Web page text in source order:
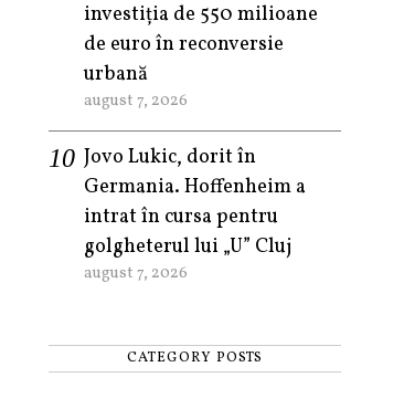
investiția de 550 milioane
de euro în reconversie
urbană
august 7, 2026
Jovo Lukic, dorit în
Germania. Hoffenheim a
intrat în cursa pentru
golgheterul lui „U” Cluj
august 7, 2026
CATEGORY POSTS